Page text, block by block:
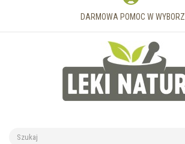
DARMOWA POMOC W